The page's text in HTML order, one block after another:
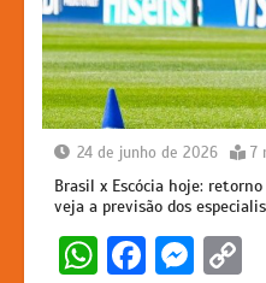
24 de junho de 2026 7
Brasil x Escócia hoje:
veja a previsão dos
W F
M